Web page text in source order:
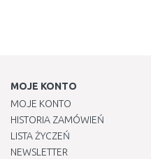
MOJE KONTO
MOJE KONTO
HISTORIA ZAMÓWIEŃ
LISTA ŻYCZEŃ
NEWSLETTER